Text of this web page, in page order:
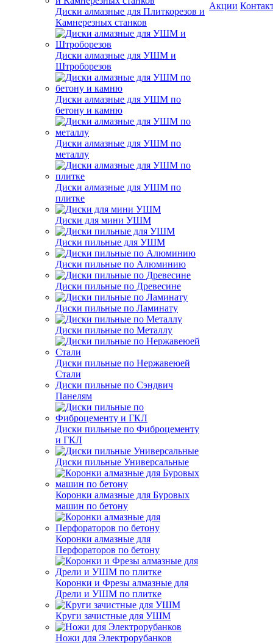
Диски алмазные для Плиткорезов и
Камнерезных станков
Диски алмазные для УШМ и
Штроборезов
Диски алмазные для УШМ по
бетону и камню
Диски алмазные для УШМ по
металлу
Диски алмазные для УШМ по
плитке
Диски для мини УШМ
Диски пильные для УШМ
Диски пильные по Алюминию
Диски пильные по Древесине
Диски пильные по Ламинату
Диски пильные по Металлу
Диски пильные по Нержавеюей
Стали
Диски пильные по Сэндвич
Панелям
Диски пильные по Фиброцементу
и ГКЛ
Диски пильные Универсальные
Коронки алмазные для Буровых
машин по бетону
Коронки алмазные для
Перфораторов по бетону
Коронки и Фрезы алмазные для
Дрели и УШМ по плитке
Круги зачистные для УШМ
Ножи для Электрорубанков
Акции